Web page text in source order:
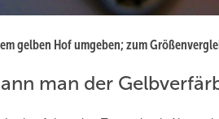
gelben Hof umgeben; zum
man der